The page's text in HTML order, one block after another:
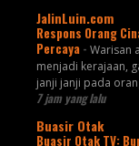
JalinLuin.com
Respons Orang
Percaya - Warisan
menjadi kerajaan,
janji janji pada
7 jam yang lalu
Buasir Otak
Buasir Otak TV: